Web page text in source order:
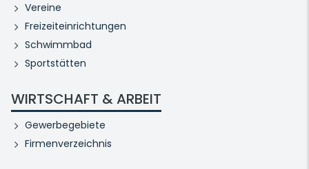
Vereine
Freizeiteinrichtungen
Schwimmbad
Sportstätten
WIRTSCHAFT & ARBEIT
Gewerbegebiete
Firmenverzeichnis